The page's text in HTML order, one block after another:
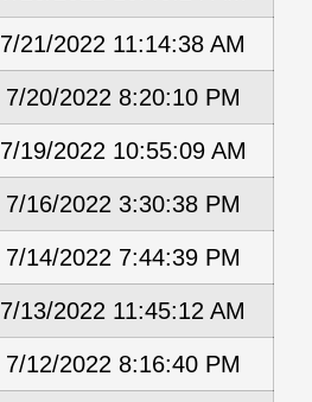
7/21/2022 11:14:38 AM
7/20/2022 8:20:10 PM
7/19/2022 10:55:09 AM
7/16/2022 3:30:38 PM
7/14/2022 7:44:39 PM
7/13/2022 11:45:12 AM
7/12/2022 8:16:40 PM